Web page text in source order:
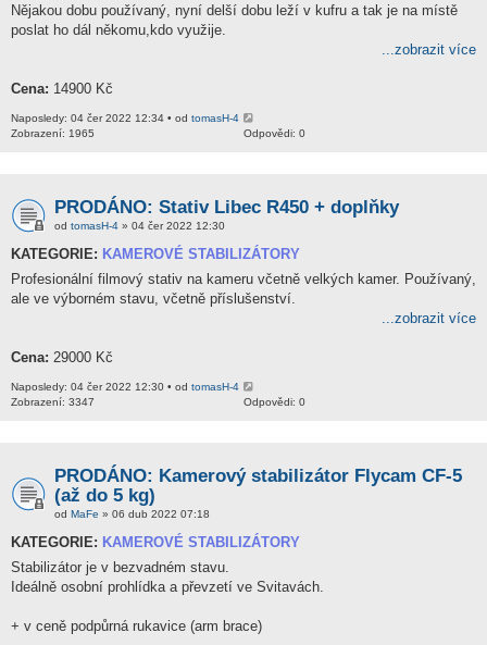
Nějakou dobu používaný, nyní delší dobu leží v kufru a tak je na místě
poslat ho dál někomu,kdo využije.
...zobrazit více
Cena: 14900 Kč
Naposledy: 04 čer 2022 12:34 • od tomasH-4
Odpovědi: 0
Zobrazení: 1965
PRODÁNO: Stativ Libec R450 + doplňky
od tomasH-4 » 04 čer 2022 12:30
KATEGORIE: KAMEROVÉ STABILIZÁTORY
Profesionální filmový stativ na kameru včetně velkých kamer. Používaný,
ale ve výborném stavu, včetně příslušenství.
...zobrazit více
Cena: 29000 Kč
Naposledy: 04 čer 2022 12:30 • od tomasH-4
Odpovědi: 0
Zobrazení: 3347
PRODÁNO: Kamerový stabilizátor Flycam CF-5
(až do 5 kg)
od MaFe » 06 dub 2022 07:18
KATEGORIE: KAMEROVÉ STABILIZÁTORY
Stabilizátor je v bezvadném stavu.
Ideálně osobní prohlídka a převzetí ve Svitavách.
+ v ceně podpůrná rukavice (arm brace)